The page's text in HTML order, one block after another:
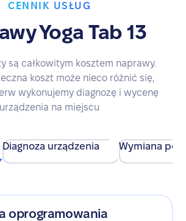
CENNIK USŁUG
Yoga Tab 13
są całkowitym kosztem naprawy.
koszt może nieco różnić się,
wykonujemy diagnozę i wycenę
urządzenia na miejscu
Diagnoza urządzenia Wymiana
oprogramowania